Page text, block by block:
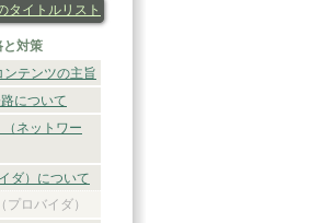
タイトルリスト
と対策
ンテンツの主旨
について
ネットワー
ダ）について
プロバイダ）